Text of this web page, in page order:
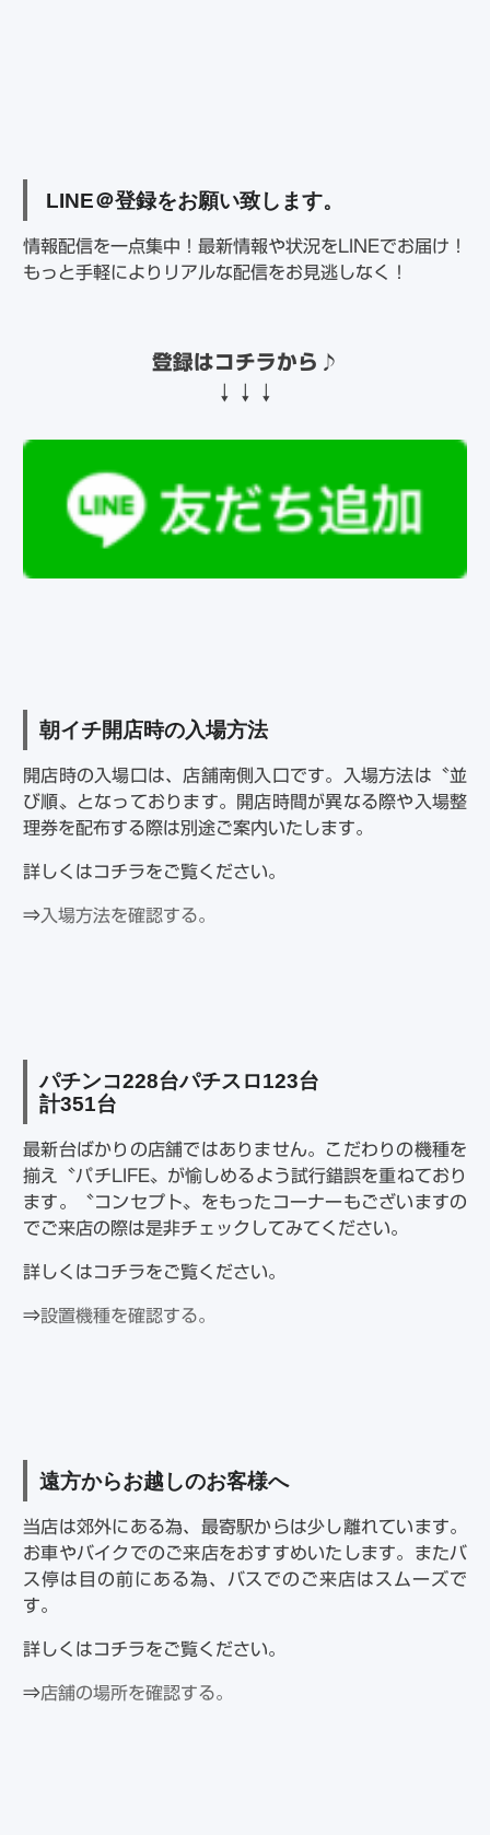
LINE＠登録をお願い致します。
情報配信を一点集中！最新情報や状況をLINEでお届け！
もっと手軽によりリアルな配信をお見逃しなく！
登録はコチラから ♪
↓↓↓
朝イチ開店時の入場方法
開店時の入場口は、店舗南側入口です。入場方法は〝並
び順〟となっております。開店時間が異なる際や入場整
理券を配布する際は別途ご案内いたします。
詳しくはコチラをご覧ください。
⇒入場方法を確認する。
パチンコ228台パチスロ123台
計351台
最新台ばかりの店舗ではありません。こだわりの機種を
揃え〝パチLIFE〟が愉しめるよう試行錯誤を重ねており
ます。〝コンセプト〟をもったコーナーもございますの
でご来店の際は是非チェックしてみてください。
詳しくはコチラをご覧ください。
⇒設置機種を確認する。
遠方からお越しのお客様へ
当店は郊外にある為、最寄駅からは少し離れています。
お車やバイクでのご来店をおすすめいたします。またバ
ス停は目の前にある為、バスでのご来店はスムーズで
す。
詳しくはコチラをご覧ください。
⇒店舗の場所を確認する。